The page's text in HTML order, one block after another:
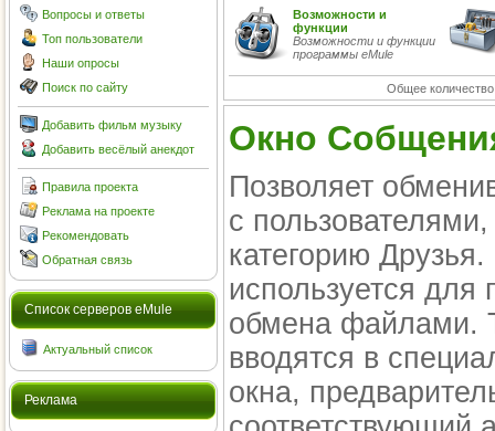
Вопросы и ответы
Топ пользователи
Наши опросы
Поиск по сайту
Добавить фильм музыку
Добавить весёлый анекдот
Правила проекта
Реклама на проекте
Рекомендовать
Обратная связь
Cписок серверов eMule
Актуальный список
Реклама
Возможности и
функции
Возможности и функции
программы eMule
Общее
Окно
Позволяет
с
категорию
используется для
обмена файлами.
вводятся в
окна,